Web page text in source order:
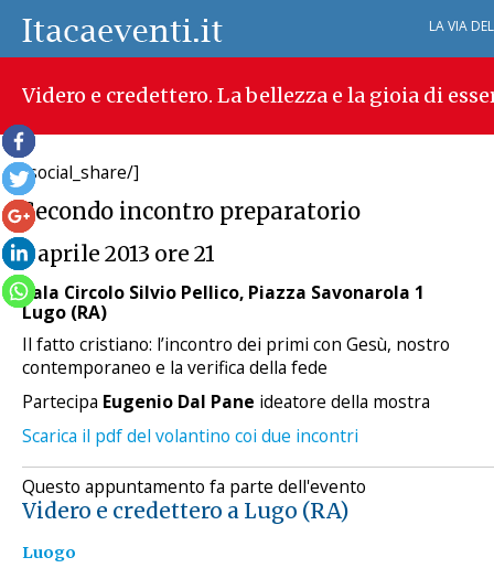
LA VIA
Videro e credettero. La bellezza e la gioia di
[social_share/]
Secondo incontro preparatorio
5 aprile 2013 ore 21
Sala Circolo Silvio Pellico, Piazza Savonarola 1
Lugo (RA)
Il fatto cristiano: l’incontro dei primi con Gesù, nostro
contemporaneo e la verifica della fede
Partecipa Eugenio Dal Pane ideatore della mostra
Scarica il pdf del volantino coi due incontri
Questo appuntamento fa parte dell'evento
Videro e credettero a Lugo (RA)
Luogo